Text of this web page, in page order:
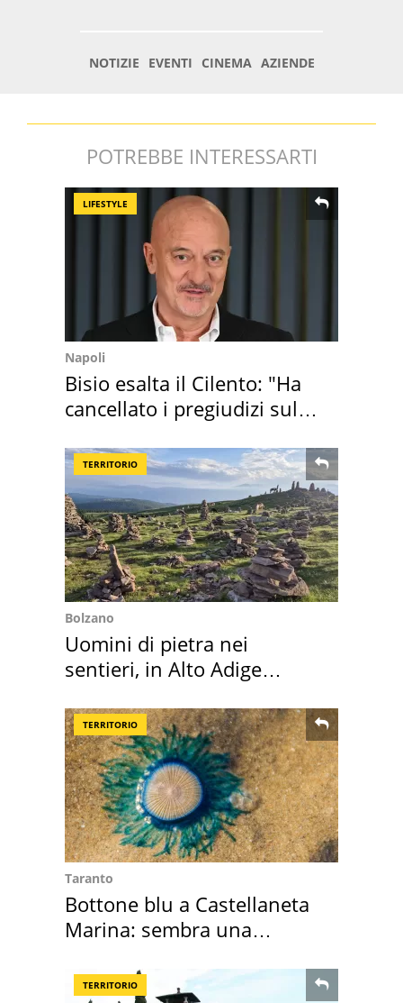
POTREBBE INTERESSARTI
LIFESTYLE
Napoli
Bisio esalta il Cilento: "Ha
cancellato i pregiudizi sul
TERRITORIO
Bolzano
Uomini di pietra nei
sentieri, in Alto Adige
TERRITORIO
Taranto
Bottone blu a Castellaneta
Marina: sembra una
TERRITORIO